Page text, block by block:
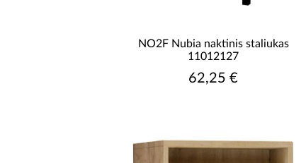
NO2F Nubia naktinis staliukas
11012127
62,25 €